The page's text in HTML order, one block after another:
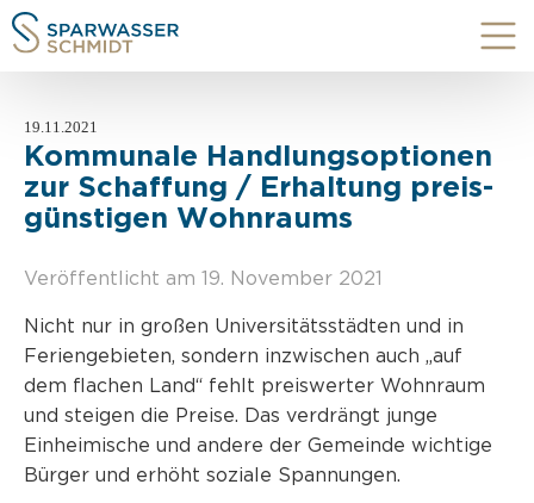
19.11.2021
Kommunale Handlungsoptionen
zur Schaffung / Erhaltung preis-
günstigen Wohnraums
Veröffentlicht am 19. November 2021
Nicht nur in großen Universitätsstädten und in
Feriengebieten, sondern inzwischen auch „auf
dem flachen Land“ fehlt preiswerter Wohnraum
und steigen die Preise. Das verdrängt junge
Einheimische und andere der Gemeinde wichtige
Bürger und erhöht soziale Spannungen.